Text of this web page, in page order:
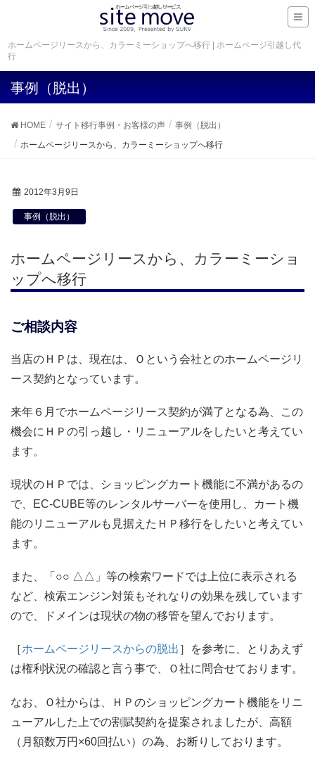
ホームページリースから、カラーミーショップへ移行 | ホームページ引越し代
行
事例（脱出）
HOME サイト移行事例・お客様の声
事例（脱出）
ホームページリースから、カラーミーショップへ移行
2012年3月9日
事例（脱出）
ホームページリースから、カラーミーショ
ップへ移行
ご相談内容
当店のＨＰは、現在は、Ｏという会社とのホームページリ
ース契約となっています。
来年６月でホームページリース契約が満了となる為、この
機会にＨＰの引っ越し・リニューアルをしたいと考えてい
ます。
現状のＨＰでは、ショッピングカート機能に不満があるの
で、EC-CUBE等のレンタルサーバーを使用し、カート機
能のリニューアルも見据えたＨＰ移行をしたいと考えてい
ます。
また、「○○ △△」等の検索ワードでは上位に表示される
など、検索エンジン対策もそれなりの効果を残しています
ので、ドメインは現状の物の移管を望んでおります。
［ホームページリースからの脱出 ］を参考に、とりあえず
は権利状況の確認と言う事で、Ｏ社に問合せております。
なお、Ｏ社からは、ＨＰのショッピングカート機能をリニ
ューアルした上での割賦契約を提案されましたが、高額
（月額数万円×60回払い）の為、お断りしております。